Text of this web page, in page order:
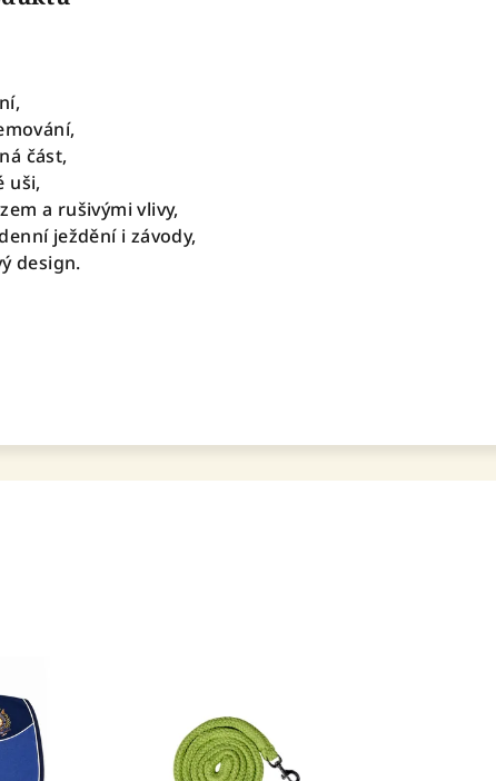
část,
uši,
a rušivými vlivy,
ježdění i závody,
design.